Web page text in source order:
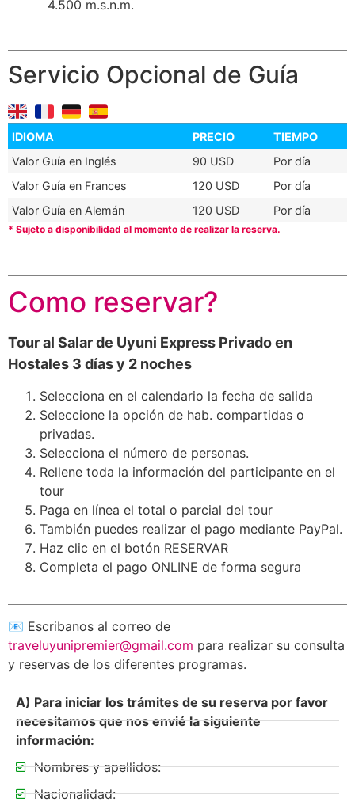
4.500 m.s.n.m.
Servicio Opcional de Guía
IDIOMA PRECIO
TIEMPO
Valor Guía en Inglés
90 USD
Por día
Valor Guía en Frances
120 USD
Por día
Valor Guía en Alemán
120 USD Por día
* Sujeto a disponibilidad al momento de realizar la reserva.
Como reservar?
Tour al Salar de Uyuni Express Privado en
Hostales 3 días y 2 noches
Selecciona en el calendario la fecha de salida
Seleccione la opción de hab. compartidas o
privadas.
Selecciona el número de personas.
Rellene toda la información del participante en el
tour
Paga en línea el total o parcial del tour
También puedes realizar el pago mediante PayPal.
Haz clic en el botón RESERVAR
Completa el pago ONLINE de forma segura
📧 Escribanos al correo de
traveluyunipremier@gmail.com para realizar su consulta
y reservas de los diferentes programas.
A) Para iniciar los trámites de su reserva por favor
necesitamos que nos envié la siguiente
información:
Nombres y apellidos:
Nacionalidad: